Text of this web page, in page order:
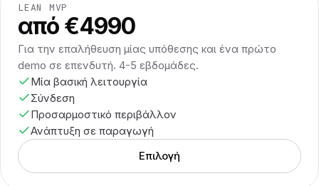
LEAN MVP
από €4990
Για την επαλήθευση μίας υπόθεσης και ένα πρώτο
demo σε επενδυτή. 4-5 εβδομάδες.
Μία βασική λειτουργία
Σύνδεση
Προσαρμοστικό περιβάλλον
Ανάπτυξη σε παραγωγή
Επιλογή